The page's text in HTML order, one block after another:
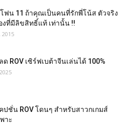
โฟน 11 ถ้าคุณเป็นคนที่รักพี่โน้ส ตัวจริง
งที่มีลิขสิทธิ์แท้ เท่านั้น !!
ROV เซิร์ฟเบต้าจีนเล่นได้ 100%
ชั่น ROV โดนๆ สำหรับสาวกเกมส์
าะ